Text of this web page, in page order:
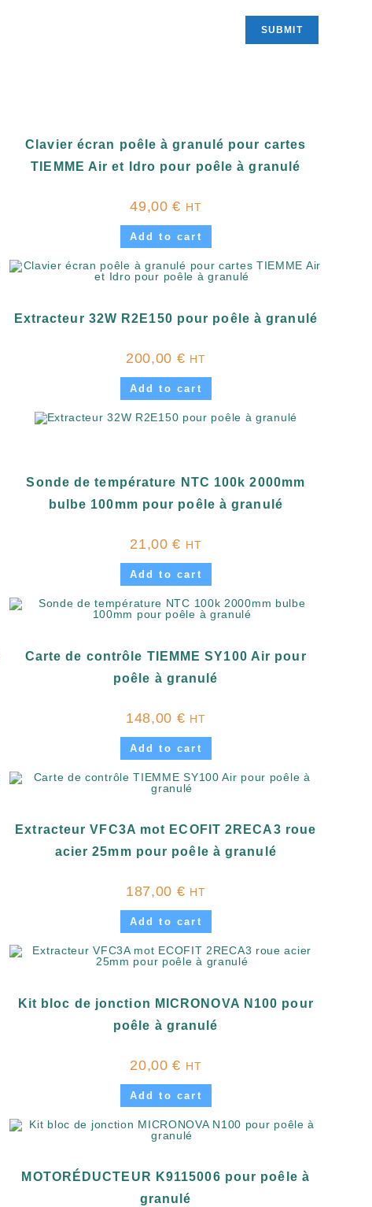
Clavier écran poêle à granulé pour cartes
TIEMME Air et Idro pour poêle à granulé
49,00€ HT
Add to cart
Extracteur 32W R2E150 pour poêle à granulé
200,00 € HT
Add to cart
Sonde de température NTC 100k 2000mm
bulbe 100mm pour poêle à granulé
21,00€ HT
Add to cart
Carte de contrôle TIEMME SY100 Air pour
poêle à granulé
148,00 € HT
Add to cart
Extracteur VFC3A mot ECOFIT 2RECA3 roue
acier 25mm pour poêle à granulé
187,00 € HT
Add to cart
Kit bloc de jonction MICRONOVA N100 pour
poêle à granulé
20,00€ HT
Add to cart
MOTORÉDUCTEUR K9115006 pour poêle à
granulé